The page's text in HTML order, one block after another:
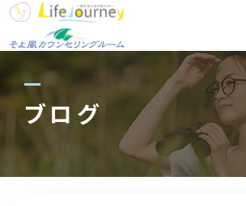
ブログ
コンセプト
代表プロフィール
セッションメニュー